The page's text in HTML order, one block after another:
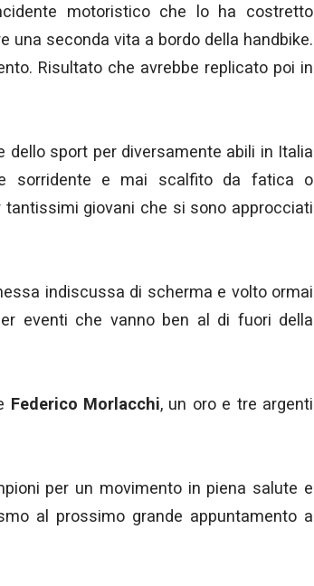
motoristico che lo ha costretto
una seconda vita a bordo della handbike.
Risultato che avrebbe replicato poi in
dello sport per diversamente abili in Italia
sorridente e mai scalfito da fatica o
giovani che si sono approcciati
indiscussa di scherma e volto ormai
eventi che vanno ben al di fuori della
Federico Morlacchi, un oro e tre argenti
per un movimento in piena salute e
al prossimo grande appuntamento a